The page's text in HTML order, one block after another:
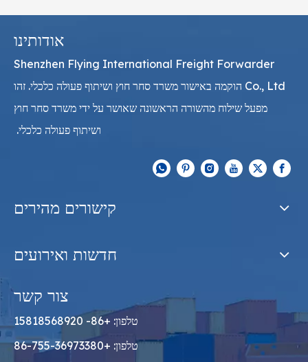
אודותינו
Shenzhen Flying International Freight Forwarder
Co., Ltd הוקמה באישור משרד סחר חוץ ושיתוף פעולה כלכלי. זהו
מפעל שילוח מהשורה הראשונה שאושר על ידי משרד סחר חוץ
ושיתוף פעולה כלכלי.
קישורים מהירים
חדשות ואירועים
צור קשר
טלפון: +86- 15818568920
טלפון: +86-755-36973380